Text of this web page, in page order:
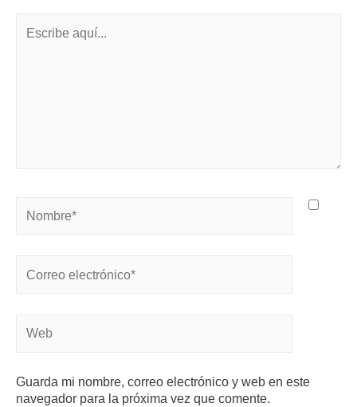
Guarda mi nombre, correo electrónico y web en este
navegador para la próxima vez que comente.